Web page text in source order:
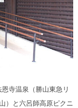
恩寺温泉（勝山東急リ
）と六呂師高原ピクニ